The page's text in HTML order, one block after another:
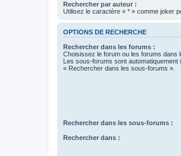
Rechercher par auteur :
Utilisez le caractère « * » comme joker
OPTIONS DE RECHERCHE
Rechercher dans les forums :
Choisissez le forum ou les forums dans
Les sous-forums sont
« Rechercher dans les sous-forums ».
Rechercher dans les sous-forums :
Rechercher dans :